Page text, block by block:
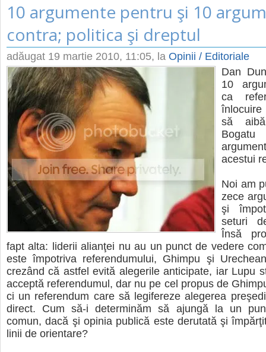
10 argumente pentru şi 10
contra; politica şi dreptul
adăugat 19 martie 2010, 11:05, la Opinii / Editoriale
Dan
10
ca
să
acestui
Noi am
zece
şi
seturi
Însă
fapt alta: liderii alianţei nu au un punct de vedere
este împotriva referendumului, Ghimpu şi
crezând că astfel evită alegerile anticipate, iar Lupu
acceptă referendumul, dar nu pe cel propus de
ci un referendum care să legifereze alegerea
direct. Cum să-i determinăm să ajungă la un
comun, dacă şi opinia publică este derutată şi
linii de orientare?